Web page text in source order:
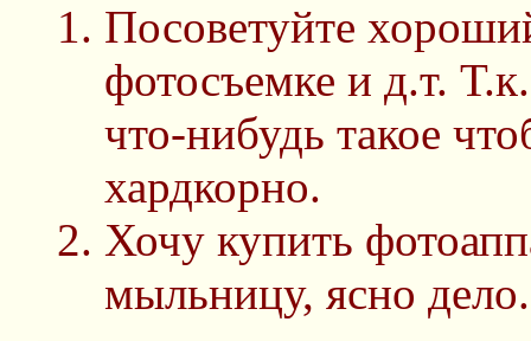
Посоветуйте
фотосъемке и д.т.
что-нибудь такое
хардкорно.
Хочу купить
мыльницу, ясно дело.